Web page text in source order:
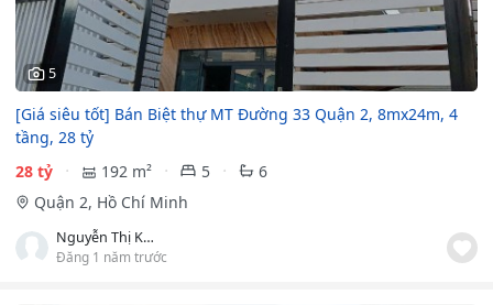
5
[Giá siêu tốt] Bán Biệt thự MT Đường 33 Quận 2, 8mx24m, 4
tầng, 28 tỷ
28 tỷ
192 m² 5
6
Quận 2, Hồ Chí Minh
Nguyễn Thị Kim Loan
Đăng 1 năm trước